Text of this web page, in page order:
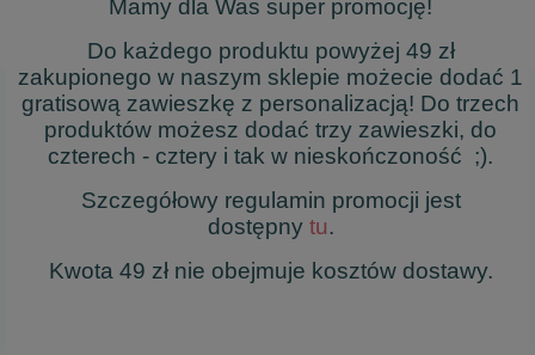
Mamy dla Was super promocję!
Do każdego produktu powyżej 49 zł
zakupionego w naszym sklepie możecie dodać 1
gratisową zawieszkę z personalizacją! Do trzech
produktów możesz dodać trzy zawieszki, do
czterech - cztery i tak w nieskończoność ;).
Szczegółowy regulamin promocji jest
dostępny tu.
Kwota 49 zł nie obejmuje kosztów dostawy.